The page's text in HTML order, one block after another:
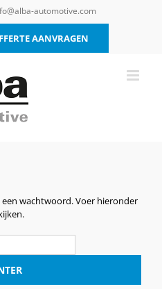
automotive.com
AANVRAGEN
wachtwoord. Voer hieronder